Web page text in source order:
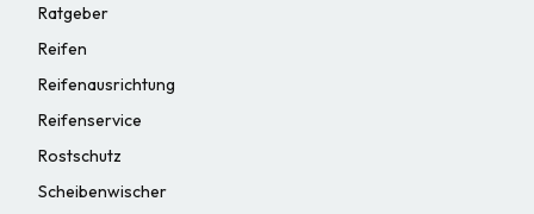
Ratgeber
Reifen
Reifenausrichtung
Reifenservice
Rostschutz
Scheibenwischer